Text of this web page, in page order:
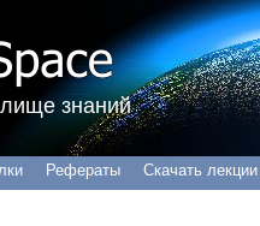
знаний
Рефераты Скачать лекции